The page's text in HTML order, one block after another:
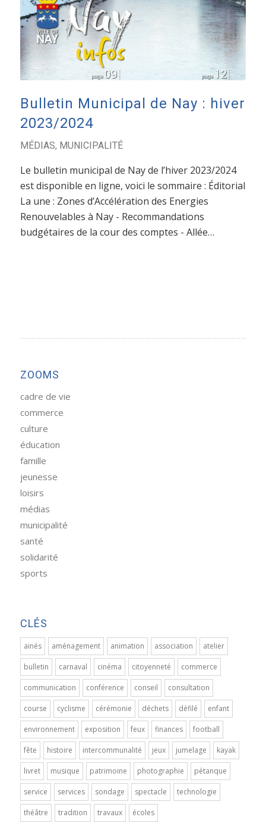
Bulletin Municipal de Nay : hiver
2023/2024
MÉDIAS, MUNICIPALITÉ
Le bulletin municipal de Nay de l’hiver 2023/2024
est disponible en ligne, voici le sommaire : Éditorial
La une : Zones d’Accélération des Energies
Renouvelables à Nay - Recommandations
budgétaires de la cour des comptes - Allée…
ZOOMS
cadre de vie
commerce
culture
éducation
famille
jeunesse
loisirs
médias
municipalité
santé
solidarité
sports
CLÉS
ainés aménagement animation association atelier
bulletin carnaval cinéma citoyenneté commerce
communication conférence conseil consultation
course cyclisme cérémonie déchets défilé enfant
environnement exposition feux finances football
fête histoire intercommunalité jeux jumelage kayak
livret musique patrimoine photographie pétanque
service services sondage spectacle technologie
théâtre tradition travaux écoles